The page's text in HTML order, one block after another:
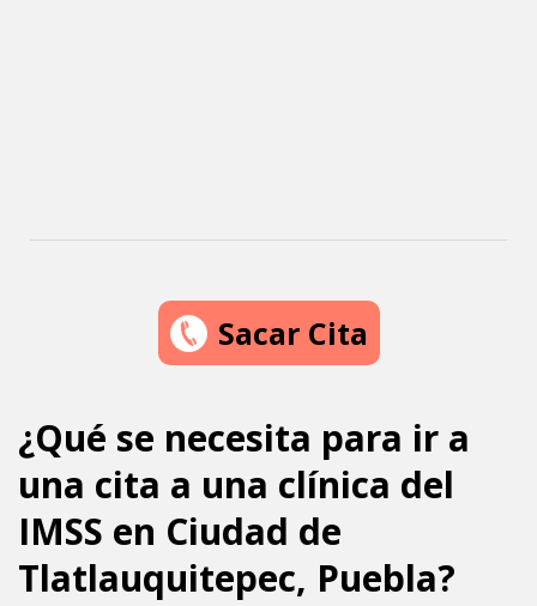
Sacar Cita
¿Qué se necesita para ir a
una cita a una clínica del
IMSS en Ciudad de
Tlatlauquitepec, Puebla?